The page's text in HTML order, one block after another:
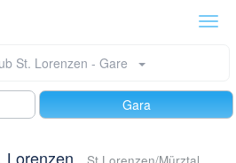
St. Lorenzen - Gare
Gara
Lorenzen